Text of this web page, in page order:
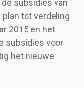
subsidies van
tot verdeling
2015 en het
subsidies voor
het nieuwe